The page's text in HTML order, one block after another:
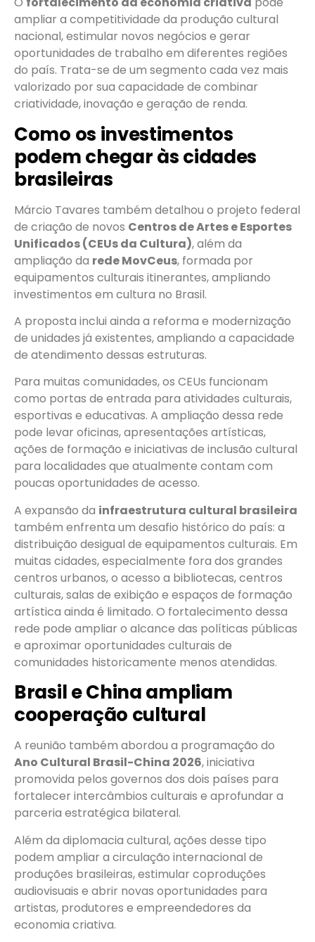
ampliar a competitividade da produção cultural
nacional, estimular novos negócios e gerar
oportunidades de trabalho em diferentes regiões
do país. Trata-se de um segmento cada vez mais
valorizado por sua capacidade de combinar
criatividade, inovação e geração de renda.
Como os investimentos
podem chegar às cidades
brasileiras
Márcio Tavares também detalhou o projeto federal
de criação de novos Centros de Artes e Esportes
Unificados (CEUs da Cultura), além da
ampliação da rede MovCeus, formada por
equipamentos culturais itinerantes, ampliando
investimentos em cultura no Brasil.
A proposta inclui ainda a reforma e modernização
de unidades já existentes, ampliando a capacidade
de atendimento dessas estruturas.
Para muitas comunidades, os CEUs funcionam
como portas de entrada para atividades culturais,
esportivas e educativas. A ampliação dessa rede
pode levar oficinas, apresentações artísticas,
ações de formação e iniciativas de inclusão cultural
para localidades que atualmente contam com
poucas oportunidades de acesso.
A expansão da infraestrutura cultural brasileira
também enfrenta um desafio histórico do país: a
distribuição desigual de equipamentos culturais. Em
muitas cidades, especialmente fora dos grandes
centros urbanos, o acesso a bibliotecas, centros
culturais, salas de exibição e espaços de formação
artística ainda é limitado. O fortalecimento dessa
rede pode ampliar o alcance das políticas públicas
e aproximar oportunidades culturais de
comunidades historicamente menos atendidas.
Brasil e China ampliam
cooperação cultural
A reunião também abordou a programação do
Ano Cultural Brasil-China 2026, iniciativa
promovida pelos governos dos dois países para
fortalecer intercâmbios culturais e aprofundar a
parceria estratégica bilateral.
Além da diplomacia cultural, ações desse tipo
podem ampliar a circulação internacional de
produções brasileiras, estimular coproduções
audiovisuais e abrir novas oportunidades para
artistas, produtores e empreendedores da
economia criativa.